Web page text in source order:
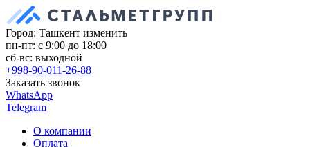
Город: Ташкент изменить
пн-пт: с 9:00 до 18:00
сб-вс: выходной
+998-90-011-26-88
Заказать звонок
WhatsApp
Telegram
О компании
Оплата